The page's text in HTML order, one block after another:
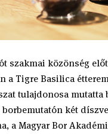
szakmai közönség
a Tigre Basilica
tulajdonosa mutatta
két
a Magyar Bor